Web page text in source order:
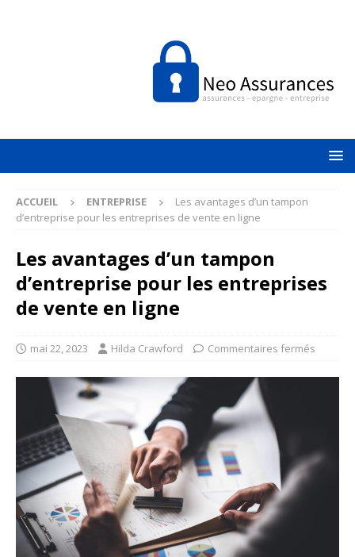
ACCUEIL ENTREPRISE
Les avantages d’un tampon
d’entreprise pour les entreprises de vente en ligne
Les avantages d’un tampon
d’entreprise pour les entreprises
de vente en ligne
mai 22, 2023 Hilda Crawford Commentaires fermés